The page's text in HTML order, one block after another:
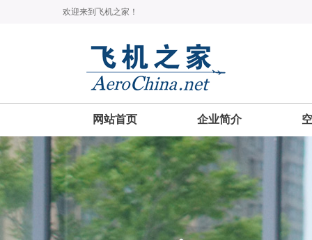
欢迎来到飞机之家！
网站首页 企业简介